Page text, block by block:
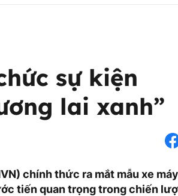
sự kiện
lai xanh”
chính thức ra mắt mẫu xe máy
tiến quan trọng trong chiến